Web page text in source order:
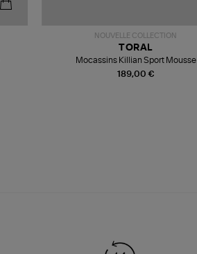
NOUVELLE COLLECTION
189,00 €
TORAL
Mocassins Killian Sport Mousse